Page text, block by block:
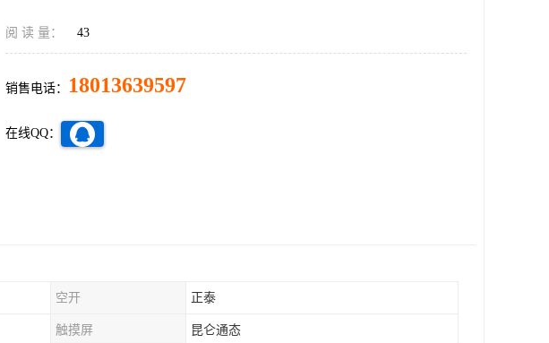
阅 读 量： 43
销售电话： 18013639597
在线QQ：
空开 正泰
触摸屏 昆仑通态